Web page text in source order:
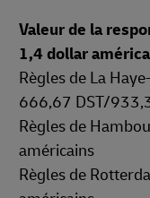
Valeur de la
1,4 dollar
Règles de La
666,67 DST/
Règles de
américains
Règles de